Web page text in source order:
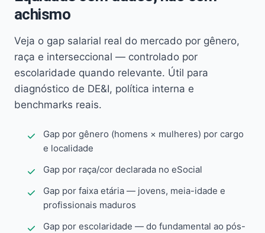
achismo
Veja o gap salarial real do mercado por gênero,
raça e interseccional — controlado por
escolaridade quando relevante. Útil para
diagnóstico de DE&I, política interna e
benchmarks reais.
Gap por gênero (homens × mulheres) por cargo
e localidade
Gap por raça/cor declarada no eSocial
Gap por faixa etária — jovens, meia-idade e
profissionais maduros
Gap por escolaridade — do fundamental ao pós-